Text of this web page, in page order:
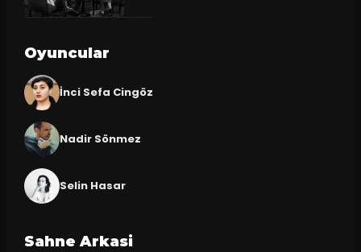
Oyuncular
İnci Sefa Cingöz
Nadir Sönmez
Selin Hasar
Sahne Arkasi